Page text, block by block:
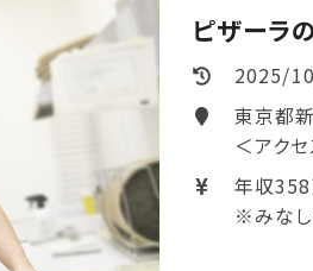
ピザーラ
2025/
東京都
＜アク
年収
※みなし